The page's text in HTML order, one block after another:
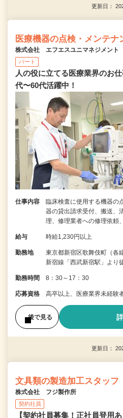
更新日：
医療機器の点検・メンテナ
株式会社 エフエスユニマネジメント
パート
人の役に立てる医療業界のお
代〜60代活躍中！
仕事内容
臨床検査に使用する機器の
器の貸出請求受付、搬送、
理、修理業者への修理依頼
給与 時給1,230円以上
勤務地
東京都新宿区歌舞伎町（各
新宿線「西武新宿駅」より
勤務時間 8：30～17：30
応募資格 高卒以上、医療業界未経験
後で見る
更新日：
文具類の製造加工スタッフ
株式会社 フジ製作所
契約社員
【契約社員募集！正社員登用